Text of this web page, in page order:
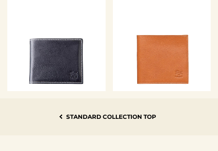
STANDARD COLLECTION TOP